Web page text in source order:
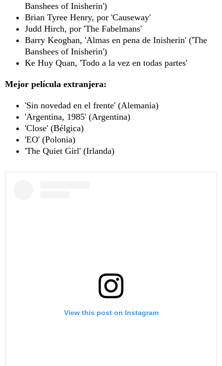
Banshees of Inisherin')
Brian Tyree Henry, por 'Causeway'
Judd Hirch, por 'The Fabelmans'
Barry Keoghan, 'Almas en pena de Inisherin' ('The
Banshees of Inisherin')
Ke Huy Quan, 'Todo a la vez en todas partes'
Mejor película extranjera:
'Sin novedad en el frente' (Alemania)
'Argentina, 1985' (Argentina)
'Close' (Bélgica)
'EO' (Polonia)
'The Quiet Girl' (Irlanda)
View this post on Instagram